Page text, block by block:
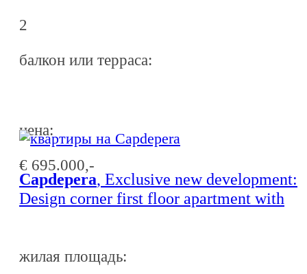
2
балкон или терраса:
ценa:
€ 695.000,-
Capdepera, Exclusive new development:
Design corner first floor apartment with
жилая площадь: